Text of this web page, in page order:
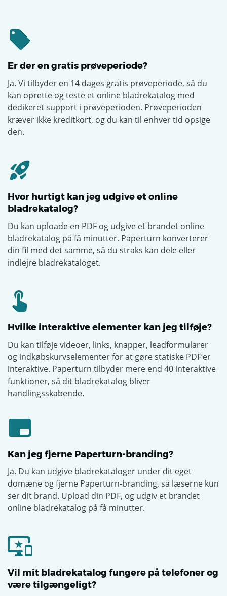
Er der en gratis prøveperiode?
Ja. Vi tilbyder en 14 dages gratis prøveperiode, så du
kan oprette og teste et online bladrekatalog med
dedikeret support i prøveperioden. Prøveperioden
kræver ikke kreditkort, og du kan til enhver tid opsige
den.
Hvor hurtigt kan jeg udgive et online
bladrekatalog?
Du kan uploade en PDF og udgive et brandet online
bladrekatalog på få minutter. Paperturn konverterer
din fil med det samme, så du straks kan dele eller
indlejre bladrekataloget.
Hvilke interaktive elementer kan jeg tilføje?
Du kan tilføje videoer, links, knapper, leadformularer
og indkøbskurvselementer for at gøre statiske PDF’er
interaktive. Paperturn tilbyder mere end 40 interaktive
funktioner, så dit bladrekatalog bliver
handlingsskabende.
Kan jeg fjerne Paperturn-branding?
Ja. Du kan udgive bladrekataloger under dit eget
domæne og fjerne Paperturn-branding, så læserne kun
ser dit brand. Upload din PDF, og udgiv et brandet
online bladrekatalog på få minutter.
Vil mit bladrekatalog fungere på telefoner og
være tilgængeligt?